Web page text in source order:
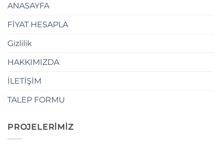
ANASAYFA
FİYAT HESAPLA
Gizlilik
HAKKIMIZDA
İLETİŞİM
TALEP FORMU
PROJELERİMİZ